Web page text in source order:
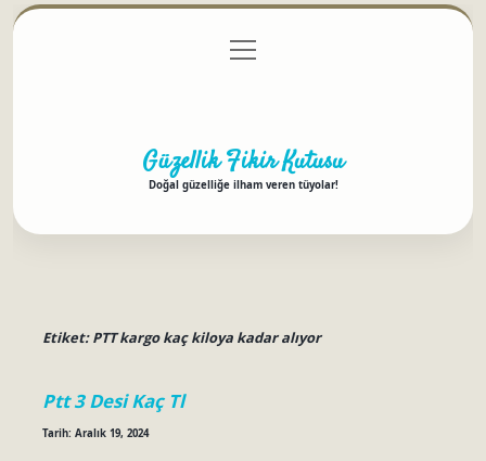
Gizlilik Politikası
menüyü
aç
Güzellik Fikir Kutusu
Doğal güzelliğe ilham veren tüyolar!
Etiket:PTT kargo kaç kiloya kadar alıyor
Ptt 3 Desi Kaç Tl
Tarih: Aralık 19, 2024